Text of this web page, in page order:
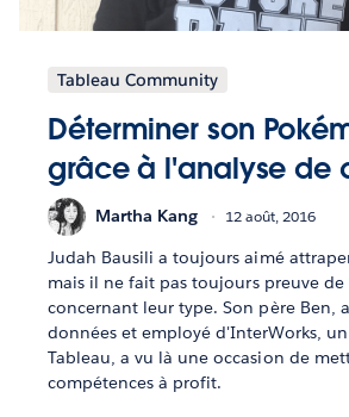
Tableau Community
Déterminer son
grâce à l'analyse de
Martha Kang 12 août, 2016
Judah Bausili a toujours aimé
mais il ne fait pas toujours preuve
concernant leur type. Son père Ben,
données et employé d'InterWorks,
Tableau, a vu là une occasion de
compétences à profit.